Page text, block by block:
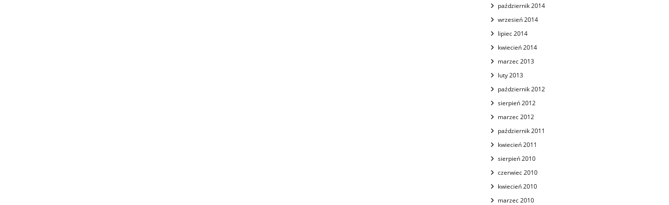
październik 2014
wrzesień 2014
lipiec 2014
kwiecień 2014
marzec 2013
luty 2013
październik 2012
sierpień 2012
marzec 2012
październik 2011
kwiecień 2011
sierpień 2010
czerwiec 2010
kwiecień 2010
marzec 2010